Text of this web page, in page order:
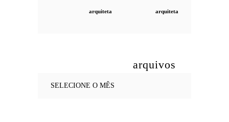
arquiteta arquiteta
arquivos